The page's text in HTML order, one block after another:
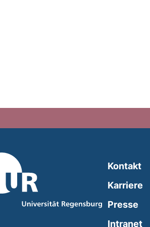
Kontakt
Karriere
Presse
Intranet